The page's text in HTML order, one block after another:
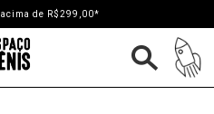
acima de R$299,00*